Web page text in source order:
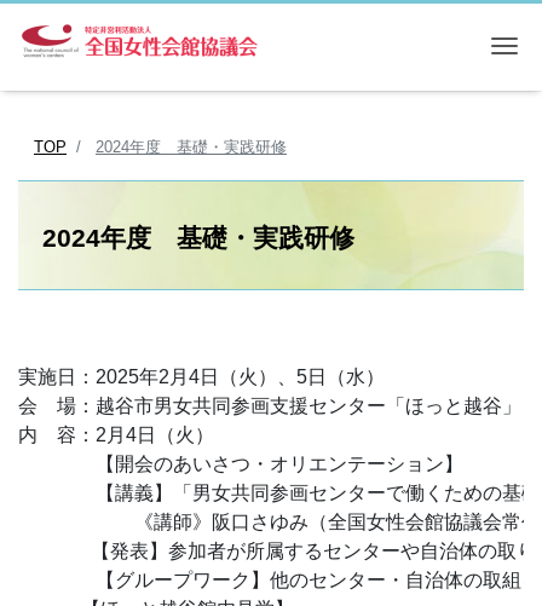
TOP 2024年度 基礎・実践研修
2024年度 基礎・実践研修
実施日：2025年2月4日（火）、5日（水）
会　場：越谷市男女共同参画支援センター「ほっと越谷」
内　容：2月4日（火）
【開会のあいさつ・オリエンテーション】
《講師》阪口さゆみ（全国女性会館協議会常任
【グループワーク】